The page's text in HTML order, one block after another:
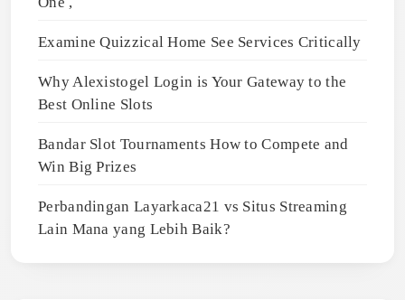
Examine Quizzical Home See Services Critically
Why Alexistogel Login is Your Gateway to the
Best Online Slots
Bandar Slot Tournaments How to Compete and
Win Big Prizes
Perbandingan Layarkaca21 vs Situs Streaming
Lain Mana yang Lebih Baik?